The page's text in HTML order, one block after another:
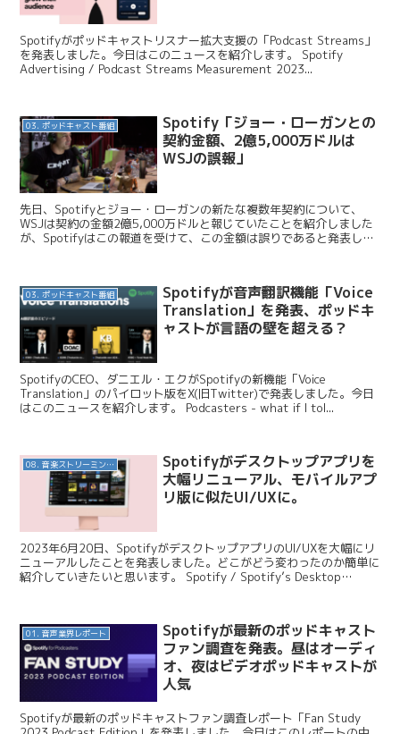
Spotifyがポッドキャストリスナー拡大支援の「Podcast Streams」
を発表しました。今日はこのニュースを紹介します。 Spotify
Advertising / Podcast Streams Measurement 2023...
03. ポッドキャスト番組
Spotify「ジョー・ローガンとの
契約金額、2億5,000万ドルは
WSJの誤報」
先日、Spotifyとジョー・ローガンの新たな複数年契約について、
WSJは契約の金額2億5,000万ドルと報じていたことを紹介しました
が、Spotifyはこの報道を受けて、この金額は誤りであると発表しま
03. ポッドキャスト番組
Spotifyが音声翻訳機能「Voice
Translation」を発表、ポッドキ
ャストが言語の壁を超える？
SpotifyのCEO、ダニエル・エクがSpotifyの新機能「Voice
Translation」のパイロット版をX(旧Twitter)で発表しました。今日
はこのニュースを紹介します。 Podcasters - what if I tol...
08. 音楽ストリーミングサービス
Spotifyがデスクトップアプリを
大幅リニューアル、モバイルアプ
リ版に似たUI/UXに。
2023年6月20日、SpotifyがデスクトップアプリのUI/UXを大幅にリ
ニューアルしたことを発表しました。どこがどう変わったのか簡単に
紹介していきたいと思います。 Spotify / Spotify’s Desktop
01. 音声業界レポート
Spotifyが最新のポッドキャスト
ファン調査を発表。昼はオーディ
オ、夜はビデオポッドキャストが
人気
Spotifyが最新のポッドキャストファン調査レポート「Fan Study